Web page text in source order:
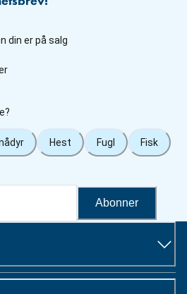
din er på salg
Hest Fugl Fisk
Abonner